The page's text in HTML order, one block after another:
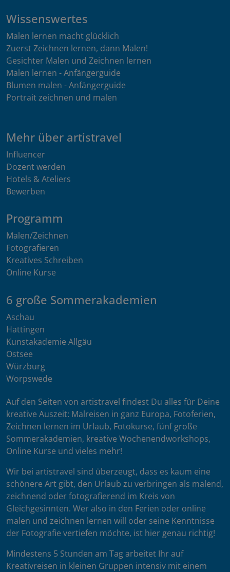
Wissenswertes
Malen lernen macht glücklich
Zuerst Zeichnen lernen, dann Malen!
Gesichter Malen und Zeichnen lernen
Malen lernen - Anfängerguide
Blumen malen - Anfängerguide
Portrait zeichnen und malen
Mehr über artistravel
Influencer
Dozent werden
Hotels & Ateliers
Bewerben
Programm
Malen/Zeichnen
Fotografieren
Kreatives Schreiben
Online Kurse
6 große Sommerakademien
Aschau
Hattingen
Kunstakademie Allgäu
Ostsee
Würzburg
Worpswede
Auf den Seiten von artistravel findest Du alles für Deine
kreative Auszeit: Malreisen in ganz Europa, Fotoferien,
Zeichnen lernen im Urlaub, Fotokurse, fünf große
Sommerakademien, kreative Wochenendworkshops,
Online Kurse und vieles mehr!
Wir bei artistravel sind überzeugt, dass es kaum eine
schönere Art gibt, den Urlaub zu verbringen als malend,
zeichnend oder fotografierend im Kreis von
Gleichgesinnten. Wer also in den Ferien oder online
malen und zeichnen lernen will oder seine Kenntnisse
der Fotografie vertiefen möchte, ist hier genau richtig!
Mindestens 5 Stunden am Tag arbeitet Ihr auf
Kreativreisen in kleinen Gruppen intensiv mit einem